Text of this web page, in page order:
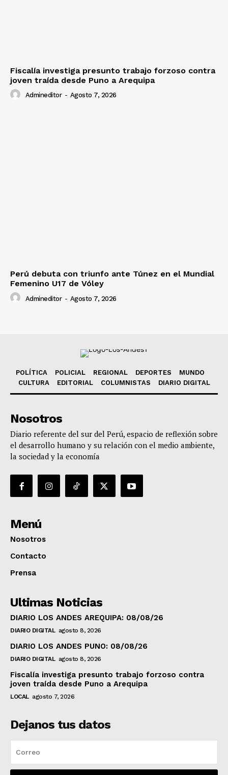
Fiscalía investiga presunto trabajo forzoso contra
joven traída desde Puno a Arequipa
Admineditor - Agosto 7, 2026
Perú debuta con triunfo ante Túnez en el Mundial
Femenino U17 de Vóley
Admineditor - Agosto 7, 2026
POLÍTICA POLICIAL REGIONAL DEPORTES
MUNDO
CULTURA
EDITORIAL COLUMNISTAS DIARIO DIGITAL
Nosotros
Diario referente del sur del Perú, espacio de reflexión sobre
el desarrollo humano y su relación con el medio ambiente,
la sociedad y la economía
Menú
Nosotros
Contacto
Prensa
Ultimas Noticias
DIARIO LOS ANDES AREQUIPA: 08/08/26
DIARIO DIGITAL agosto 8, 2026
DIARIO LOS ANDES PUNO: 08/08/26
DIARIO DIGITAL agosto 8, 2026
Fiscalía investiga presunto trabajo forzoso contra
joven traída desde Puno a Arequipa
LOCAL agosto 7, 2026
Dejanos tus datos